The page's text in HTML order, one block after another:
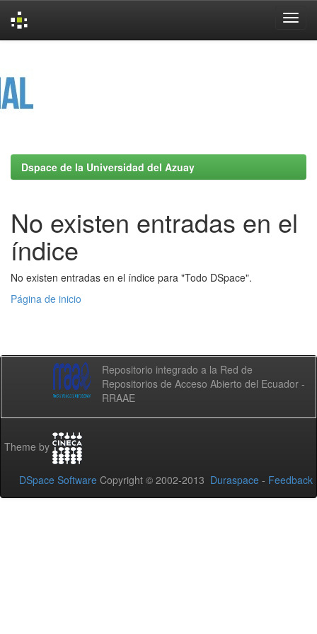
Dspace de la Universidad del Azuay
No existen entradas en el
índice
No existen entradas en el índice para "Todo DSpace".
Página de inicio
Repositorio integrado a la Red de
Repositorios de Acceso Abierto del Ecuador -
RRAAE
Theme by
DSpace Software Copyright © 2002-2013 Duraspace - Feedback